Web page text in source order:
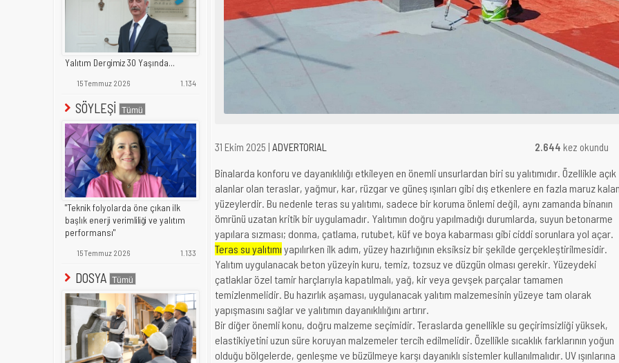
Yalıtım Dergimiz 30 Yaşında...
15 Temmuz 2026 1.134
SÖYLEŞİ
"Teknik folyolarda öne çıkan ilk
başlık enerji verimliliği ve yalıtım
performansı"
15 Temmuz 2026 1.133
DOSYA
31 Ekim 2025 | ADVERTORIAL 2.644 kez okundu
Binalarda konforu ve dayanıklılığı etkileyen en önemli unsurlardan biri su yalıtımıdır. Özellikle açık
alanlar olan teraslar, yağmur, kar, rüzgar ve güneş ışınları gibi dış etkenlere en fazla maruz
yüzeylerdir. Bu nedenle teras su yalıtımı, sadece bir koruma önlemi değil, aynı zamanda binanın
ömrünü uzatan kritik bir uygulamadır. Yalıtımın doğru yapılmadığı durumlarda, suyun betonarme
yapılara sızması; donma, çatlama, rutubet, küf ve boya kabarması gibi ciddi sorunlara yol açar.
Teras su yalıtımı yapılırken ilk adım, yüzey hazırlığının eksiksiz bir şekilde gerçekleştirilmesidir.
Yalıtım uygulanacak beton yüzeyin kuru, temiz, tozsuz ve düzgün olması gerekir. Yüzeydeki
çatlaklar özel tamir harçlarıyla kapatılmalı, yağ, kir veya gevşek parçalar tamamen
temizlenmelidir. Bu hazırlık aşaması, uygulanacak yalıtım malzemesinin yüzeye tam olarak
yapışmasını sağlar ve yalıtımın dayanıklılığını artırır.
Bir diğer önemli konu, doğru malzeme seçimidir. Teraslarda genellikle su geçirimsizliği yüksek,
elastikiyetini uzun süre koruyan malzemeler tercih edilmelidir. Özellikle sıcaklık farklarının yoğun
olduğu bölgelerde, genleşme ve büzülmeye karşı dayanıklı sistemler kullanılmalıdır. UV ışınlarına